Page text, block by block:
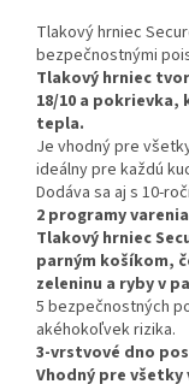
Tlakový hrniec
bezpečnostnými
Tlakový hrniec
18/10 a
tepla.
Je vhodný pre
ideálny pre každú
Dodáva sa aj s 10-
2 programy
Tlakový hrniec
parným košíkom,
zeleninu a ryby v
5 bezpečnostných
akéhokoľvek rizika.
3-vrstvové dno
Vhodný pre